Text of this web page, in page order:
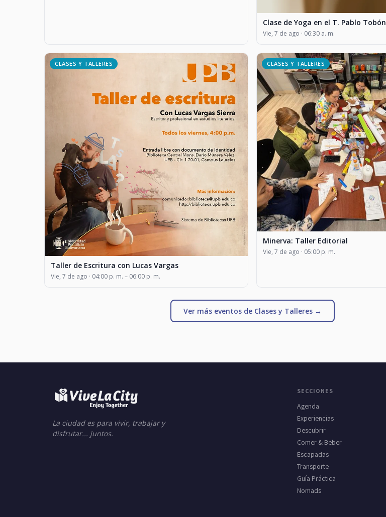
Clase de Yoga en el T. Pablo Tobón
Vie, 7 de ago · 06:30 a. m.
CLASES Y TALLERES
Taller de Escritura con Lucas Vargas
Vie, 7 de ago · 04:00 p. m. – 06:00 p. m.
CLASES Y TALLERES
Minerva: Taller Editorial
Vie, 7 de ago · 05:00 p. m.
Ver más eventos de Clases y Talleres →
La ciudad es para vivir, trabajar y
disfrutar... juntos.
SECCIONES
Agenda
Experiencias
Descubrir
Comer & Beber
Escapadas
Transporte
Guía Práctica
Nomads